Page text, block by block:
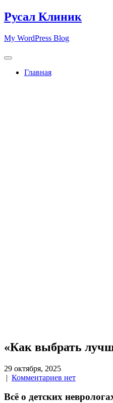
Skip
to
Русал Клиник
My WordPress Blog
Главная
«Как выбрать
29 октября, 2025
| Комментариев нет
Всё о детских